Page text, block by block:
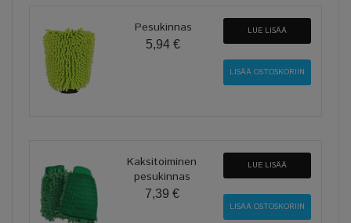
Pesukinnas
5,94 €
LUE LISÄÄ
Kaksitoiminen
pesukinnas
7,39 €
LUE LISÄÄ